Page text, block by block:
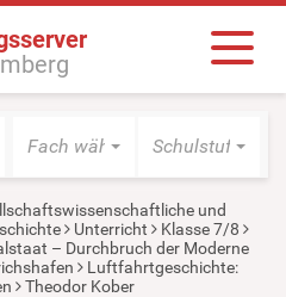
Fach wählen Schulstufe
und
Unterricht
Klasse 7/8
– Durchbruch der Moderne
Luftfahrtgeschichte:
Theodor Kober